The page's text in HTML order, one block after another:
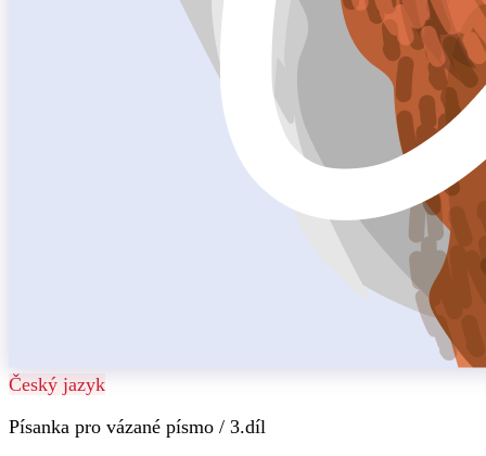
Český jazyk
Písanka pro vázané písmo / 3.díl